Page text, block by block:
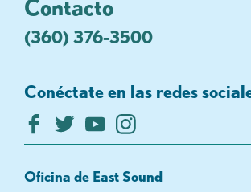
Contacto
(360) 376-3500
Conéctate en las redes
Oficina de East Sound